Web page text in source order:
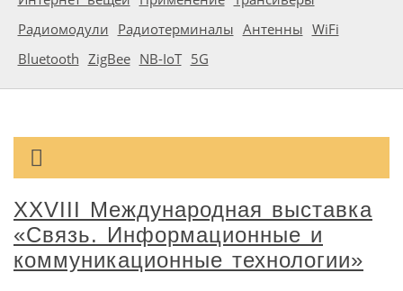
Радиомодули Радиотерминалы Антенны WiFi
Bluetooth ZigBee NB-IoT 5G
XXVIII Международная выставка
«Связь. Информационные и
коммуникационные технологии»